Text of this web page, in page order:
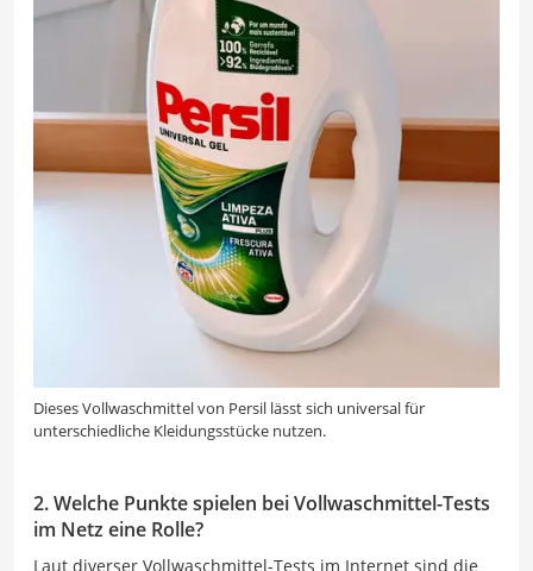
Dieses Vollwaschmittel von Persil lässt sich universal für
unterschiedliche Kleidungsstücke nutzen.
2. Welche Punkte spielen bei Vollwaschmittel-Tests
im Netz eine Rolle?
Laut diverser Vollwaschmittel-Tests im Internet sind die